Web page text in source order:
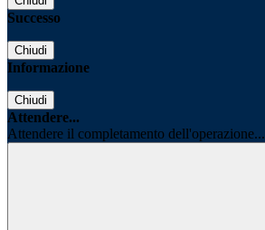
Successo
Chiudi
Informazione
Chiudi
Attendere...
Attendere il completamento dell'operazione...